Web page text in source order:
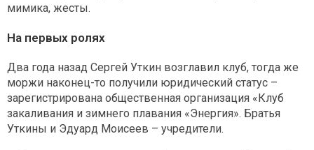
мимика, жесты.
На первых ролях
Два года назад Сергей Уткин возглавил клуб, тогда же
моржи наконец-то получили юридический статус –
зарегистрирована общественная организация «Клуб
закаливания и зимнего плавания «Энергия». Братья
Уткины и Эдуард Моисеев – учредители.